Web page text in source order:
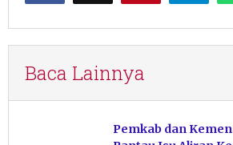
Baca Lainnya
Pemkab dan